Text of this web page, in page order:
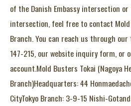
of the Danish Embassy intersection or
intersection, feel free to contact Mold
Branch. You can reach us through
147-215, our website inquiry form, or
account.Mold Busters Tokai (Nagoya
Branch)Headquarters: 44
CityTokyo Branch: 3-9-15 Nishi-